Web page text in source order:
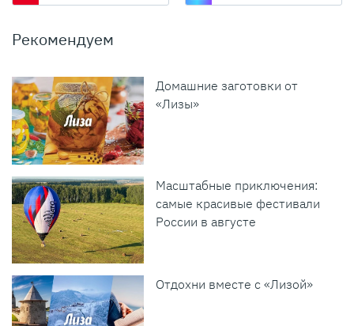
Рекомендуем
Домашние заготовки от
«Лизы»
Масштабные приключения:
самые красивые фестивали
России в августе
Отдохни вместе с «Лизой»